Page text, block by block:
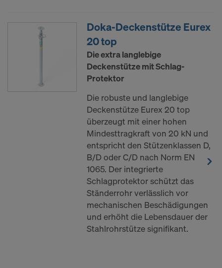
Doka-Deckenstütze Eurex
20 top
Die extra langlebige
Deckenstütze mit Schlag-
Protektor
Die robuste und langlebige
Deckenstütze Eurex 20 top
überzeugt mit einer hohen
Mindesttragkraft von 20 kN und
entspricht den Stützenklassen D,
B/D oder C/D nach Norm EN
1065. Der integrierte
Schlagprotektor schützt das
Ständerrohr verlässlich vor
mechanischen Beschädigungen
und erhöht die Lebensdauer der
Stahlrohrstütze signifikant.